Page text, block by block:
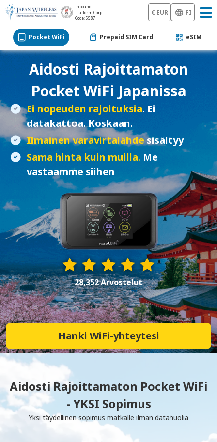
Inbound
Platform Corp.
Code: 5587
€ EUR FI
Pocket WiFi Prepaid SIM Card eSIM
Aidosti Rajoittamaton
Pocket WiFi Japanissa
Ei nopeuden rajoituksia. Ei
datakattoa. Koskaan.
Ilmainen varavirtalähdesisältyy
Sama hinta kuin muilla. Me
vastaamme siihen
28,352 Arvostelut
Hanki WiFi-yhteytesi
Aidosti Rajoittamaton Pocket WiFi
- YKSI Sopimus
Yksi täydellinen sopimus matkalle ilman datahuolia